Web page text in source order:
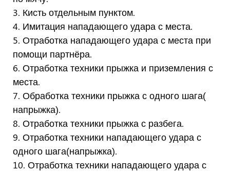
3. Кисть отдельным пунктом.
4. Имитация нападающего удара с места.
5. Отработка нападающего удара с места при
помощи партнёра.
6. Отработка техники прыжка и приземления с
места.
7. Обработка техники прыжка с одного шага(
напрыжка).
8. Отработка техники прыжка с разбега.
9. Отработка техники нападающего удара с
одного шага(напрыжка).
10. Отработка техники нападающего удара с